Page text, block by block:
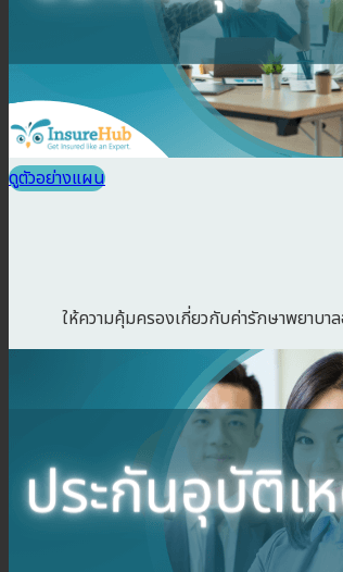
ดูตัวอย่างแผน
ให้ความคุ้มครองเกี่ยวกับค่ารักษาพยาบา